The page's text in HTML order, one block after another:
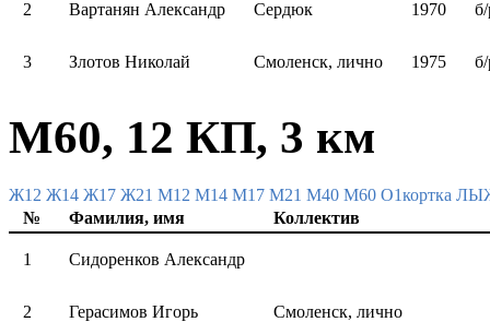
2 Вартанян Александр Сердюк 1970
3 Злотов Николай Смоленск, лично 1975
М60, 12 КП, 3 км
Ж12 Ж14 Ж17 Ж21 М12 М14 М17 М21 М40 М60 О1кортка
№
Фамилия, имя Коллектив
1 Сидоренков Александр
2 Герасимов Игорь Смоленск, лично